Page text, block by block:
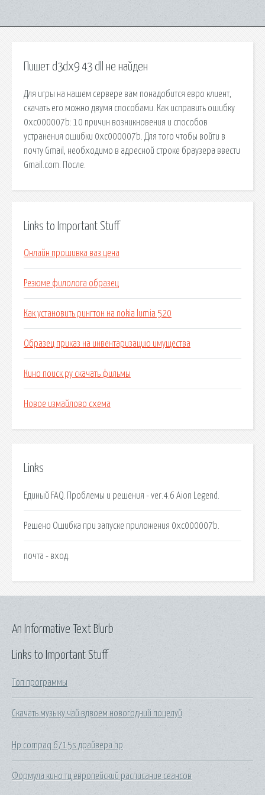
Пишет d3dx9 43 dll не найден
Для игры на нашем сервере вам понадобится евро клиент,
скачать его можно двумя способами. Как исправить ошибку
0xc000007b: 10 причин возникновения и способов
устранения ошибки 0xc000007b. Для того чтобы войти в
почту Gmail, необходимо в адресной строке браузера ввести
Gmail.com. После.
Links to Important Stuff
Онлайн прошивка ваз цена
Резюме филолога образец
Как установить рингтон на nokia lumia 520
Образец приказ на инвентаризацию имущества
Кино поиск ру скачать фильмы
Новое измайлово схема
Links
Единый FAQ. Проблемы и решения - ver.4.6 Aion Legend.
Решено Ошибка при запуске приложения 0xc000007b.
почта - вход.
Links to Important Stuff
Топ программы
Скачать музыку чай вдвоем новогодний поцелуй
Hp compaq 6715s драйвера hp
Формула кино тц европейский расписание сеансов
An Informative Text Blurb